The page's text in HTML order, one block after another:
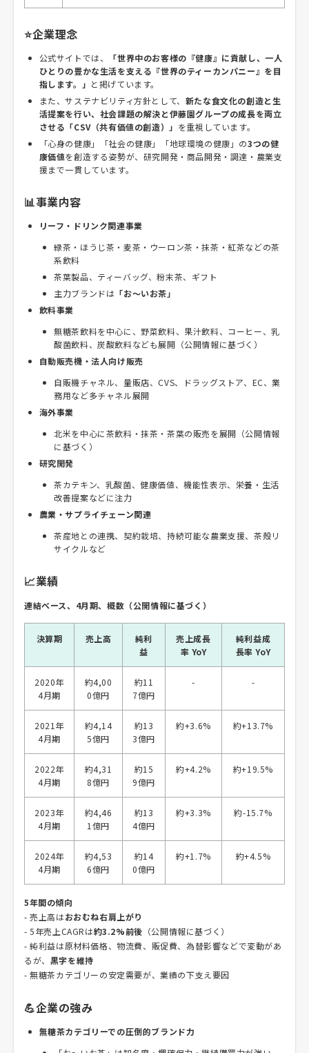
⭐企業理念
公式サイトでは、
「世界中のお客様の『健康』に貢献し、一人
ひとりの豊かな生活を支える『世界のティーカンパニー』を目
指します。」 と掲げています。
また、サステナビリティ方針として、 新たな食文化の創造と生
活提案を行い、社会課題の解決と伊藤園グループの成長を両立
させる「CSV（共有価値の創造）」 を重視しています。
「心身の健康」「社会の健康」「地球環境の健康」の3つの健
康価値を創造する姿勢が、研究開発・商品開発・調達・農業支
援まで一貫しています。
📊事業内容
リーフ・ドリンク関連事業
緑茶・ほうじ茶・麦茶・ウーロン茶・抹茶・紅茶などの茶
系飲料
茶葉製品、ティーバッグ、粉末茶、ギフト
主力ブランドは 「お～いお茶」
飲料事業
無糖茶飲料を中心に、野菜飲料、果汁飲料、コーヒー、乳
酸菌飲料、炭酸飲料なども展開（公開情報に基づく）
自動販売機・法人向け販売
自販機チャネル、量販店、CVS、ドラッグストア、EC、業
務用など多チャネル展開
海外事業
北米を中心に茶飲料・抹茶・茶葉の販売を展開（公開情報
に基づく）
研究開発
茶カテキン、乳酸菌、健康価値、機能性表示、栄養・生活
改善提案などに注力
農業・サプライチェーン関連
茶産地との連携、契約栽培、持続可能な農業支援、茶殻リ
サイクルなど
📈業績
連結ベース、4月期、概数（公開情報に基づく）
決算期 売上高
純利
益
売上成長
率 YoY
純利益成
長率 YoY
2020年
4月期
約4,00
0億円
約11
7億円
- -
2021年
4月期
約4,14
5億円
約13
3億円
約+3.6% 約+13.7%
2022年
4月期
約4,31
8億円
約15
9億円
約+4.2% 約+19.5%
2023年
4月期
約4,46
1億円
約13
4億円
約+3.3% 約-15.7%
2024年
4月期
約4,53
6億円
約14
0億円
約+1.7% 約+4.5%
5年間の傾向
- 売上高はおおむね右肩上がり
- 5年売上CAGRは約3.2%前後 （公開情報に基づく）
- 純利益は原材料価格、物流費、販促費、為替影響などで変動があ
るが、 黒字を維持
- 無糖茶カテゴリーの安定需要が、業績の下支え要因
💪企業の強み
無糖茶カテゴリーでの圧倒的ブランド力